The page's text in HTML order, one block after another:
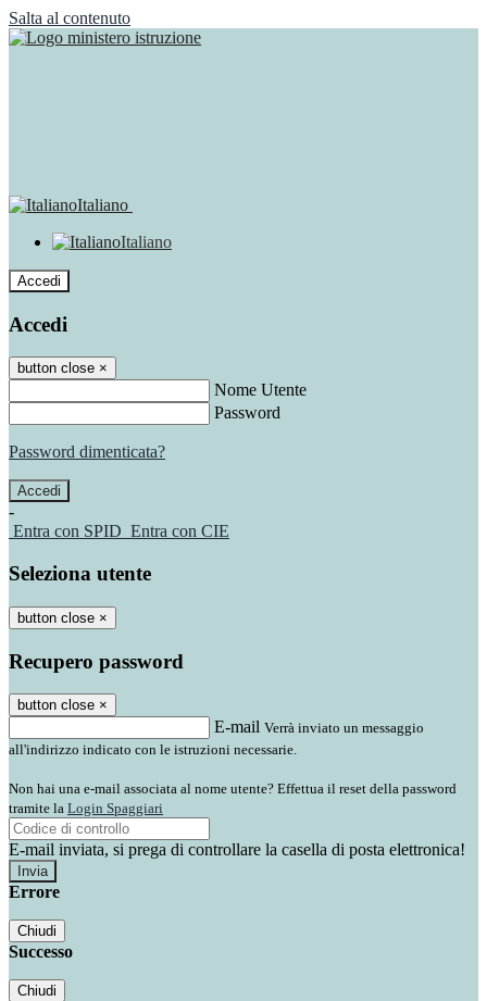
Salta al contenuto
Italiano
Italiano
Accedi
Accedi
button close ×
Nome Utente
Password
Password dimenticata?
-
Entra con SPID Entra con CIE
Seleziona utente
button close ×
Recupero password
button close ×
E-mail Verrà inviato un messaggio
all'indirizzo indicato con le istruzioni necessarie.
Non hai una e-mail associata al nome utente? Effettua il reset della password
tramite la Login Spaggiari
E-mail inviata, si prega di controllare la casella di posta elettronica!
Errore
Chiudi
Successo
Chiudi